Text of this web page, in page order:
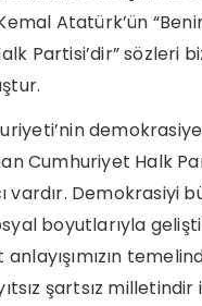
Atatürk’ün
Partisi’dir” sözleri
Cumhuriyet Halk
Demokrasiyi
boyutlarıyla
şartsız